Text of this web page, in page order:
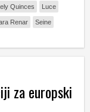
Quinces Luce
Renar Seine
za europski